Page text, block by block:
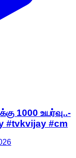
1000 உயர்வு..-
#tvkvijay #cm